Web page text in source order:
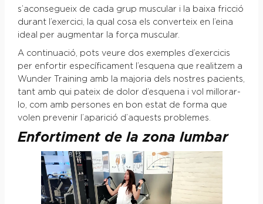
s’aconsegueix de cada grup muscular i la baixa fricció
durant l’exercici, la qual cosa els converteix en l’eina
ideal per augmentar la força muscular.
A continuació, pots veure dos exemples d’exercicis
per enfortir específicament l’esquena que realitzem a
Wunder Training amb la majoria dels nostres pacients,
tant amb qui pateix de dolor d’esquena i vol millorar-
lo, com amb persones en bon estat de forma que
volen prevenir l’aparició d’aquests problemes.
Enfortiment de la zona lumbar